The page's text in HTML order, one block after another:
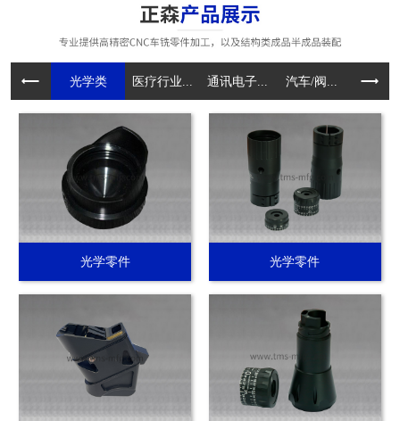
光学类 医疗行业... 通讯电子... 汽车/阀... 电动工
光学零件 光学零件